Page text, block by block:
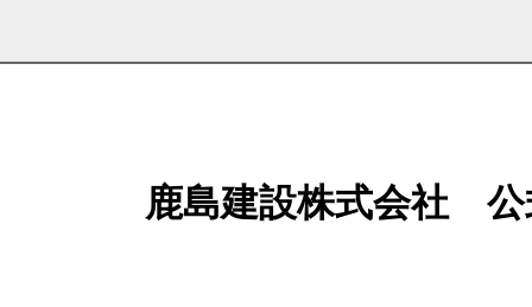
鹿島建設株式会社